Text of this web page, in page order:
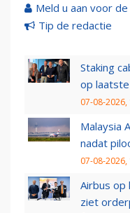
Meld u aan voor
Tip de redactie
Staking
op
07-08-2026,
Malaysia
nadat
07-08-2026,
Airbus op
ziet